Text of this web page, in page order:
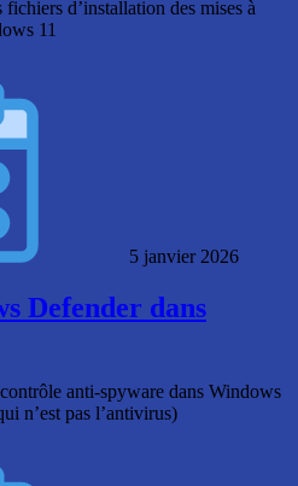
d’installation des mises à
11
5 janvier 2026
Defender dans
anti-spyware dans Windows
n’est pas l’antivirus)